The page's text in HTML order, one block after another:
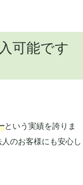
可能です
という実績を誇りま
のお客様にも安心し